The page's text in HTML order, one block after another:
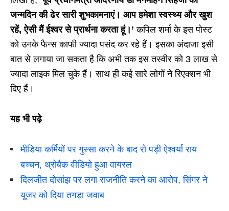
जन्मदिन की ढेर सारी शुभकामनाएं। आप हमेशा स्वस्थ्य और खुश
रहें, ऐसी मैं ईश्वर से प्रार्थना करता हूं।’ कपिल शर्मा के इस पोस्ट
को उनके फैन्स काफी ज्यादा पसंद कर रहे हैं। इसका अंदाजा इसी
बात से लगाया जा सकता है कि अभी तक इस तस्वीर को 3 लाख से
ज्यादा लाइक मिल चुके हैं। साथ ही कई सारे लोगों ने रिएक्शन भी
दिए हैं।
यह भी पढ़े
मीडिया कर्मियों पर गुस्सा करने के बाद रो पड़ी ऐश्वर्या राय
बच्चन, थ्रोबैक वीडियो हुआ वायरल
दिलजीत दोसांझ पर लगा राजनीति करने का आरोप, सिंगर ने
यूजर को दिया तगड़ा जवाब